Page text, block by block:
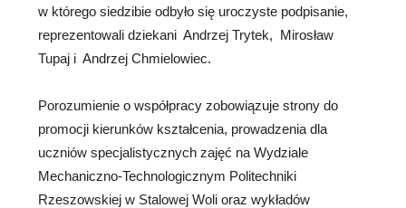
w którego siedzibie odbyło się uroczyste podpisanie,
reprezentowali dziekani Andrzej Trytek, Mirosław
Tupaj i Andrzej Chmielowiec.
Porozumienie o współpracy zobowiązuje strony do
promocji kierunków kształcenia, prowadzenia dla
uczniów specjalistycznych zajęć na Wydziale
Mechaniczno-Technologicznym Politechniki
Rzeszowskiej w Stalowej Woli oraz wykładów